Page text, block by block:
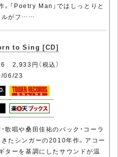
「Poetry Man」ではしっとりと
ルがフ……
to Sing [CD]
2,933円（税込）
06/23
歌唱や桑田佳祐のバック・コーラ
たシンガーの2010年作。アコー
ターを基調にしたサウンドが温